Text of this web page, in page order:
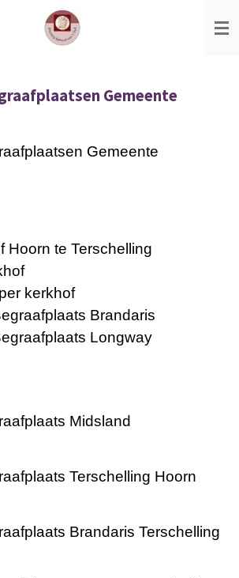
Gemeente
Gemeente
Hoorn te Terschelling
kerkhof
Brandaris
Longway
Midsland
Terschelling Hoorn
Brandaris Terschelling